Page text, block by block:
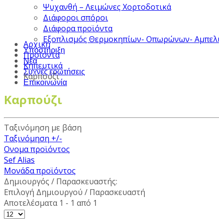
Ψυχανθή – Λειμώνες Χορτοδοτικά
Διάφοροι σπόροι
Διάφορα προϊόντα
Εξοπλισμός Θερμοκηπίων- Οπωρώνων-
Υποστήριξη
Νέα
Συχνές ερωτήσεις
Επικοινωνία
Αρχική
Προϊόντα
Κηπευτικά
Καρπούζι
Καρπούζι
Ταξινόμηση με βάση
Ταξινόμηση +/-
Ονομα προϊόντος
Sef Alias
Μονάδα προϊόντος
Δημιουργός / Παρασκευαστής:
Επιλογή Δημιουργού / Παρασκευαστή
Αποτελέσματα 1 - 1 από 1